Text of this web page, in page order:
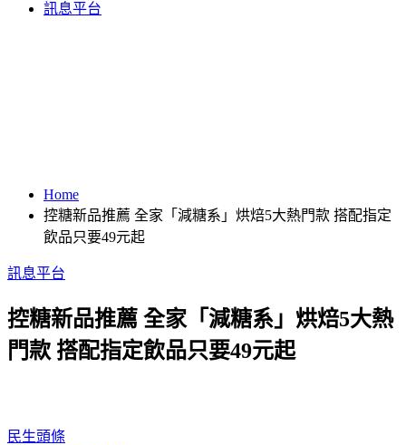
訊息平台
Home
控糖新品推薦 全家「減糖系」烘焙5大熱門款 搭配指定
飲品只要49元起
訊息平台
控糖新品推薦 全家「減糖系」烘焙5大熱
門款 搭配指定飲品只要49元起
民生頭條